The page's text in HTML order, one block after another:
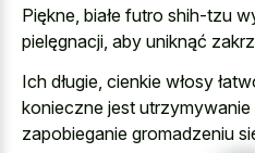
Piękne, białe futro shih-tzu
pielęgnacji, aby uniknąć
Ich długie, cienkie włosy
konieczne jest
zapobieganie gromadzeniu